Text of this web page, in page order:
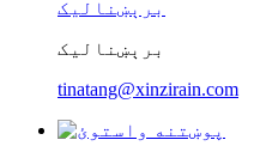
برېښنالیک
برېښنالیک
tinatang@xinzirain.com